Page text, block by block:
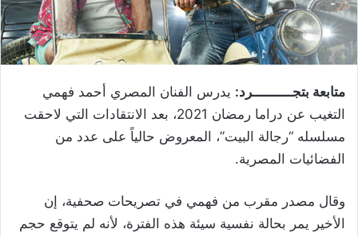
متابعة بتجــــــــــرد: يدرس الفنان المصري أحمد فهمي
التغيب عن دراما رمضان 2021، بعد الانتقادات التي لاحقت
مسلسله “رجالة البيت”، المعروض حالياً على عدد من
الفضائيات المصرية.
وقال مصدر مقرب من فهمي في تصريحات صحفية، إن
الأخير يمر بحالة نفسية سيئة هذه الفترة، لأنه لم يتوقع حجم